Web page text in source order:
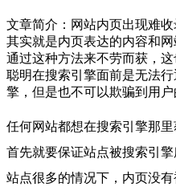
文章简介： 网站内页出现难
其实就是内页表达的内容和
通过这种方法来不劳而获，
聪明在搜索引擎面前是无法
擎，但是也不可以欺骗到用户
任何网站都想在搜索引擎那
首先就要保证站点被搜索引
站点很多的情况下，内页没